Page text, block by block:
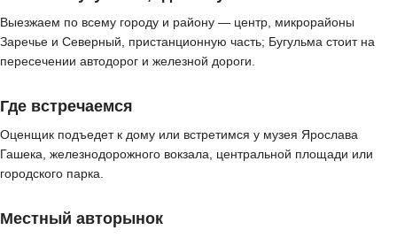
Выезжаем по всему городу и району — центр, микрорайоны
Заречье и Северный, пристанционную часть; Бугульма стоит на
пересечении автодорог и железной дороги.
Где встречаемся
Оценщик подъедет к дому или встретимся у музея Ярослава
Гашека, железнодорожного вокзала, центральной площади или
городского парка.
Местный авторынок